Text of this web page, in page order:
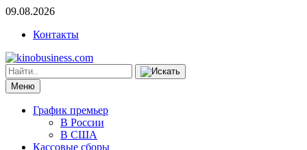
09.08.2026
Контакты
Меню
График премьер
В России
В США
Кассовые сборы